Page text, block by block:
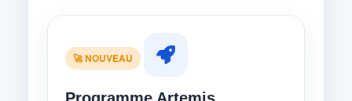
🚀 NOUVEAU